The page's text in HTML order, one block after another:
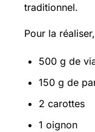
traditionnel.
Pour la
500 g de
150 g de
2 carottes
1 oignon